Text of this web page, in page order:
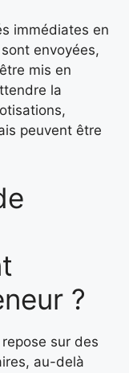
immédiates en
envoyées,
mis en
la
peuvent être
?
sur des
au-delà